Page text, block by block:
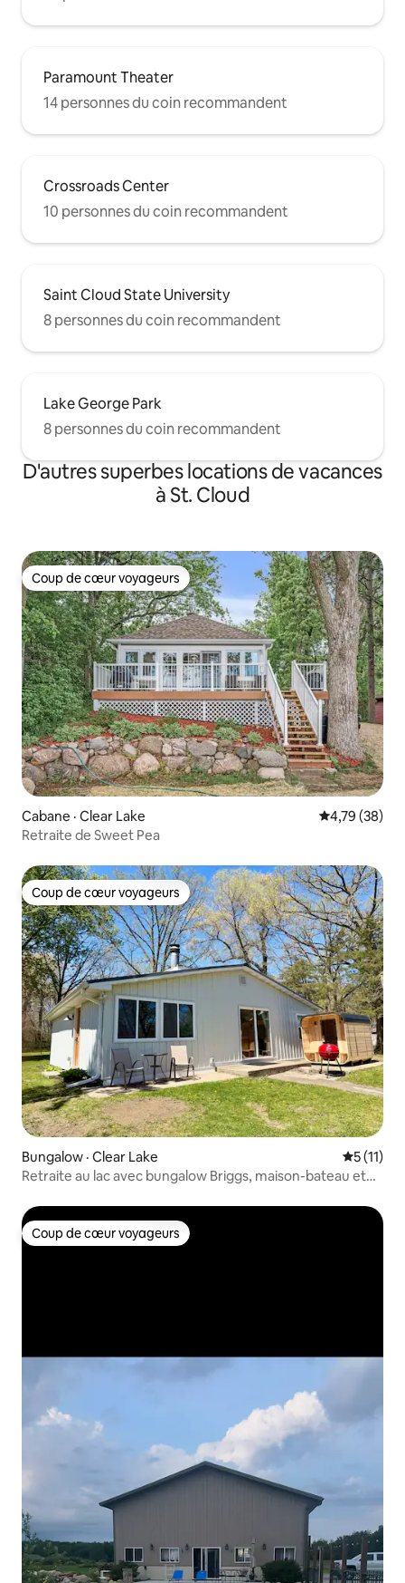
Paramount Theater
14 personnes du coin recommandent
Crossroads Center
10 personnes du coin recommandent
Saint Cloud State University
8 personnes du coin recommandent
Lake George Park
8 personnes du coin recommandent
D'autres superbes locations de vacances
à St. Cloud
Coup de cœur voyageurs
Coup de cœur voyageurs
Cabane · Clear Lake Note
4,79 (38)
Retraite de Sweet Pea
Coup de cœur voyageurs
Coup de cœur voyageurs
Bungalow · Clear Lake Note
5 (11)
Retraite au lac avec bungalow Briggs, maison-bateau et
Coup de cœur voyageurs
Coup de cœur voyageurs